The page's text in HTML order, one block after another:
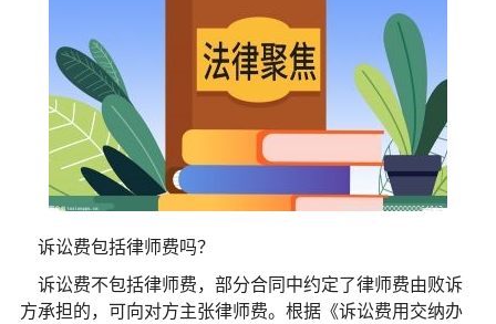
诉讼费包括律师费吗？
诉讼费不包括律师费，部分合同中约定了律师费由败诉
方承担的，可向对方主张律师费。根据《诉讼费用交纳办